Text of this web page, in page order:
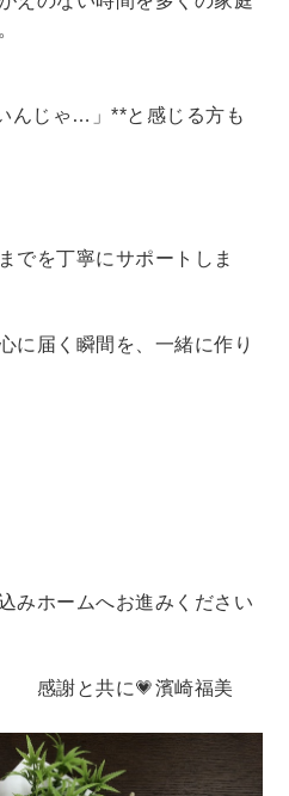
んじゃ…」**と感じる方も
でを丁寧にサポートしま
に届く瞬間を、一緒に作り
みホームへお進みください
💗濱崎福美